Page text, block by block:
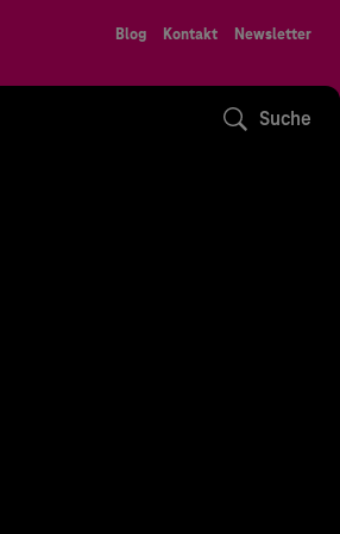
Blog Kontakt Newsletter
Suche